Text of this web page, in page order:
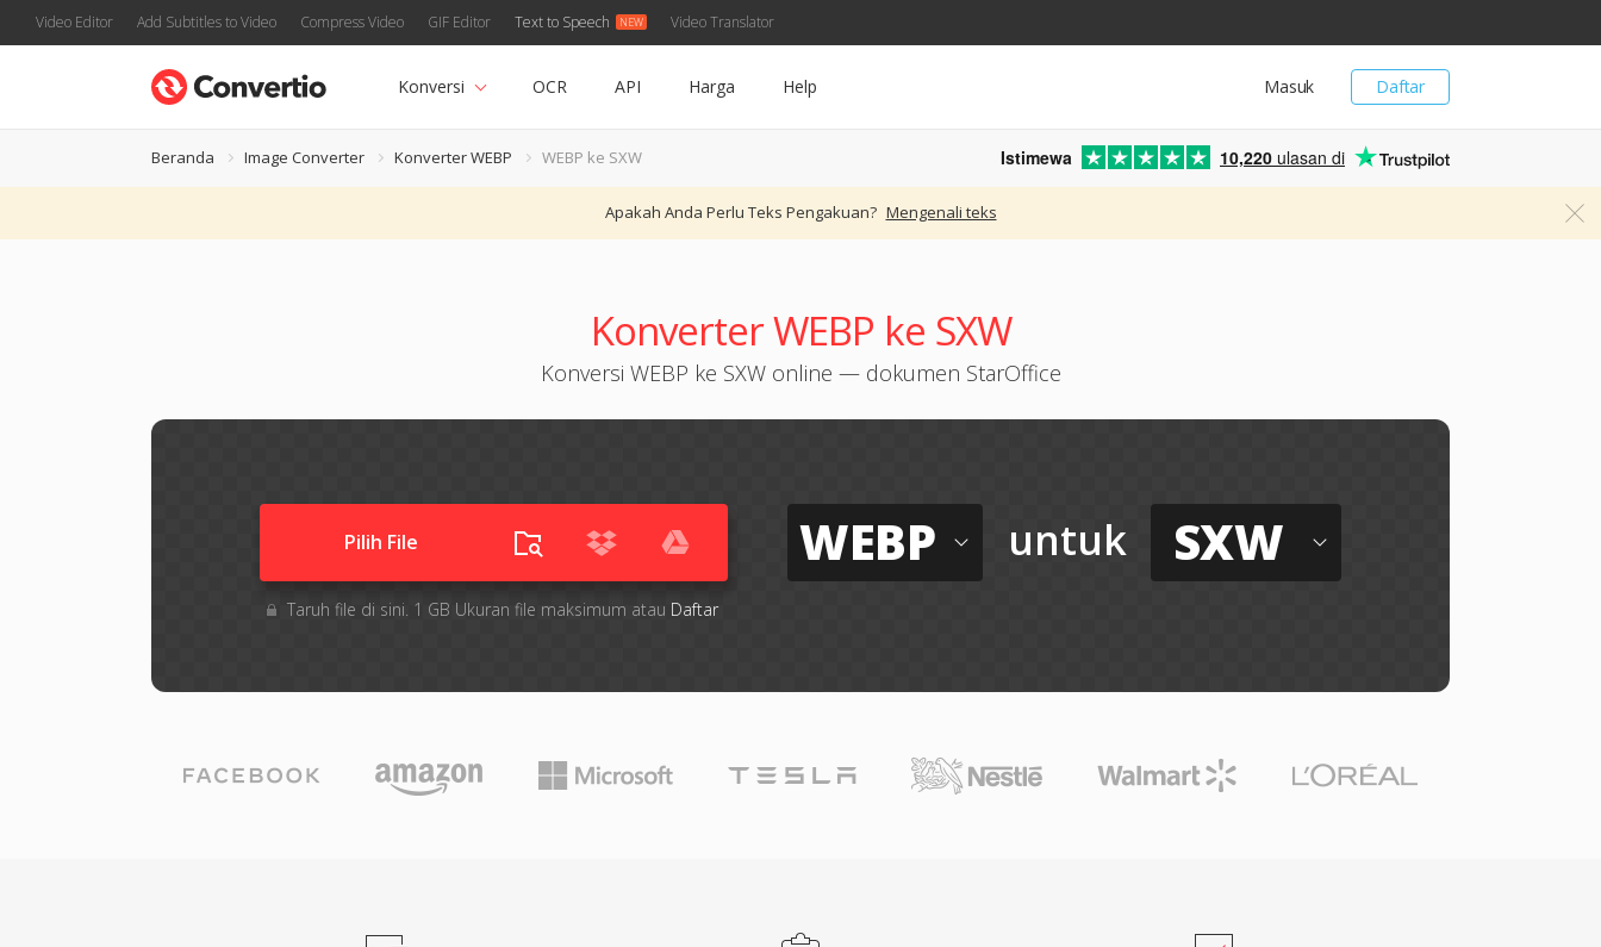
Video Editor Add Subtitles to Video Compress Video GIF Editor Text to Speech Video Translator
Daftar
Masuk
Konversi OCR API Harga Help
Beranda Image Converter Konverter WEBP WEBP ke SXW Istimewa 10,220 ulasan di
Apakah Anda Perlu Teks Pengakuan? Mengenali teks
Konverter WEBP ke SXW
Konversi WEBP ke SXW online — dokumen StarOffice
Pilih File
Taruh file di sini. 1 GB Ukuran file maksimum atau Daftar
WEBP untuk SXW